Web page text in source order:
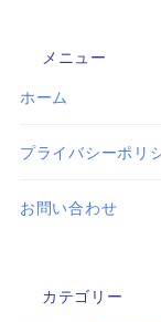
メニュー
ホーム
プライバシーポリ
お問い合わせ
カテゴリー